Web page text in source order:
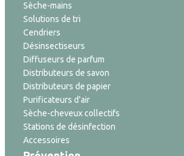
Sèche-mains
Solutions de tri
Cendriers
Désinsectiseurs
Diffuseurs de parfum
Distributeurs de savon
Distributeurs de papier
Purificateurs d'air
Sèche-cheveux collectifs
Stations de désinfection
Accessoires